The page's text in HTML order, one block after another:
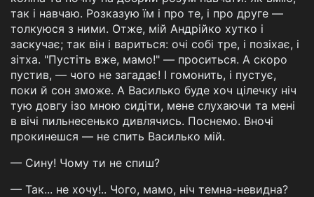
так і навчаю. Розказую їм і про те, і про друге —
толкуюся з ними. Отже, мій Андрійко хутко і
заскучає; так він і вариться: очі собі тре, і позіхає, і
зітха. "Пустіть вже, мамо!" — проситься. А скоро
пустив, — чого не загадає! І гомонить, і пустує,
поки й сон зможе. А Василько буде хоч цілечку ніч
тую довгу ізо мною сидіти, мене слухаючи та мені
в вічі пильнесенько дивлячись. Поснемо. Вночі
прокинешся — не спить Василько мій.
— Сину! Чому ти не спиш?
— Так... не хочу!.. Чого, мамо, ніч темна-невидна?